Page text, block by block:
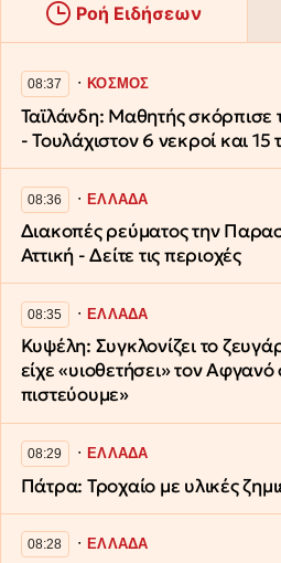
Ροή Ειδήσεων
08:37 ∙ΚΟΣΜΟΣ
Ταϊλάνδη: Μαθητής σκόρπισε
- Τουλάχιστον 6 νεκροί και 15
08:36 ∙ΕΛΛΑΔΑ
Διακοπές ρεύματος την
Αττική - Δείτε τις περιοχές
08:35 ∙ΕΛΛΑΔΑ
Κυψέλη: Συγκλονίζει το
είχε «υιοθετήσει» τον
πιστεύουμε»
08:29 ∙ΕΛΛΑΔΑ
Πάτρα: Τροχαίο με υλικές
08:28 ∙ΕΛΛΑΔΑ